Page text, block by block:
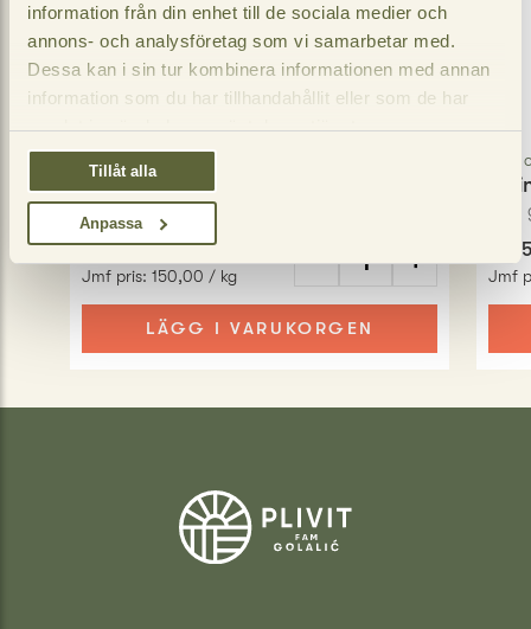
information från din enhet till de sociala medier och
annons- och analysföretag som vi samarbetar med.
Dessa kan i sin tur kombinera informationen med annan
information som du har tillhandahållit eller som de har
samlat in när du har använt deras tjänster.
Tillåt alla
Anpassa
Soko Stark
Smoki jordnötsbågar
7,50 SEK
Jmf pris:150,00 / kg
− +
LÄGG I VARUKORGEN
Jmf